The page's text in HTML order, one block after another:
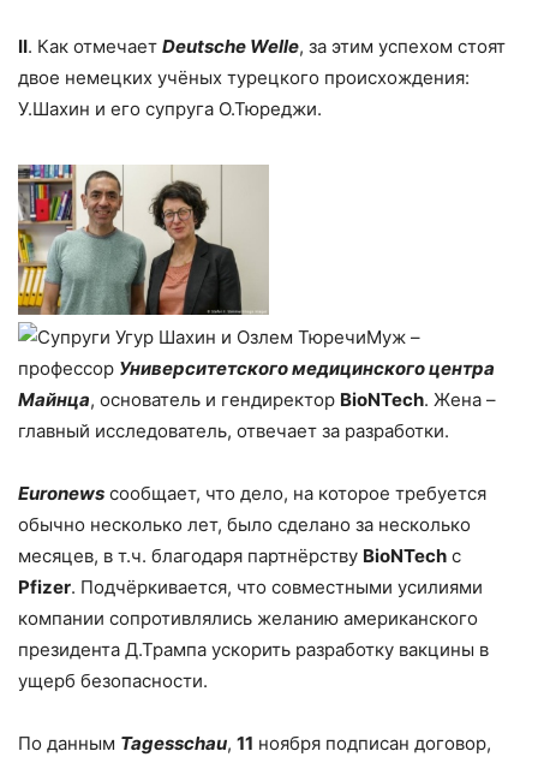
II. Как отмечает Deutsche Welle, за этим успехом стоят
двое немецких учёных турецкого происхождения:
У.Шахин и его супруга О.Тюреджи.
Муж –
профессор Университетского медицинского центра
Майнца, основатель и гендиректор BioNTech. Жена –
главный исследователь, отвечает за разработки.
Euronews сообщает, что дело, на которое требуется
обычно несколько лет, было сделано за несколько
месяцев, в т.ч. благодаря партнёрству BioNTech с
Pfizer. Подчёркивается, что совместными усилиями
компании сопротивлялись желанию американского
президента Д.Трампа ускорить разработку вакцины в
ущерб безопасности.
По данным Tagesschau, 11 ноября подписан договор,